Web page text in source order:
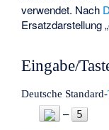
verwendet. Nach
Ersatzdarstellung
Eingabe/
Deutsche Standard-
– 5